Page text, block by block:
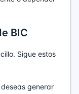
BIC
Sigue estos
generar